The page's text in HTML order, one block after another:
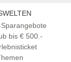
bis € 500.-